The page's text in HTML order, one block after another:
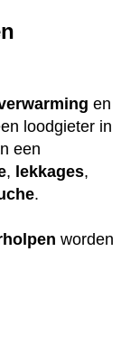
en
loodgieter in
een
, lekkages,
.
worden